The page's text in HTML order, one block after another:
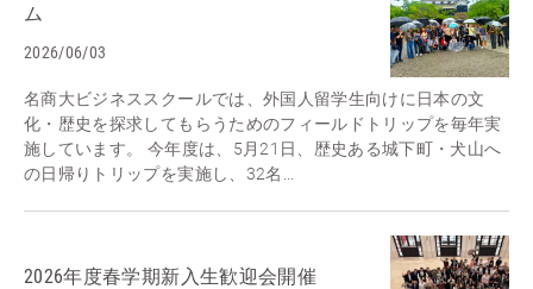
ム
2026/06/03
名商大ビジネススクールでは、外国人留学生向けに日本の文
化・歴史を探求してもらうためのフィールドトリップを毎年実
施しています。 今年度は、5月21日、歴史ある城下町・犬山へ
の日帰りトリップを実施し、32名...
2026年度春学期新入生歓迎会開催